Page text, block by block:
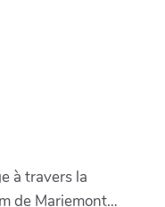
à travers la
de Mariemont…